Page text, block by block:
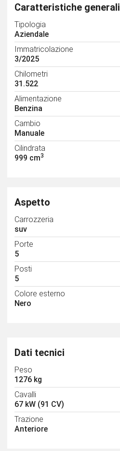
Caratteristiche generali
Tipologia
Aziendale
Immatricolazione
3/2025
Chilometri
31.522
Alimentazione
Benzina
Cambio
Manuale
Cilindrata
999 cm3
Aspetto
Carrozzeria
suv
Porte
5
Posti
5
Colore esterno
Nero
Dati tecnici
Peso
1276 kg
Cavalli
67 kW (91 CV)
Trazione
Anteriore